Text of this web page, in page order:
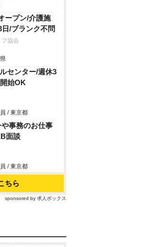
ープン/介護施
/ブランク不問
協会
センター/週休3
始OK
/ 東京都
事務のお仕事
面談
/ 東京都
ちら
sponsored by 求人ボックス